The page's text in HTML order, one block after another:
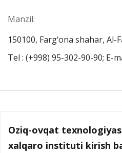
Manzil:
150100, Farg‘ona shahar, Al-
Tel : (+998) 95-302-90-90; E-
Oziq-ovqat
xalqaro instituti kirish